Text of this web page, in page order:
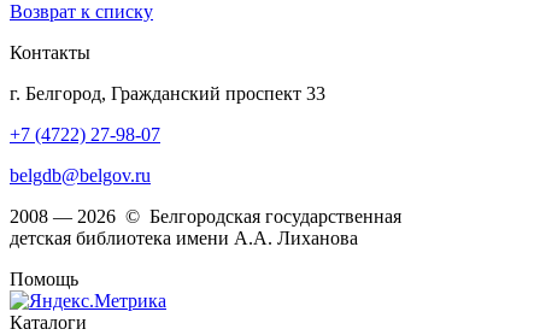
Возврат к списку
Контакты
г. Белгород, Гражданский проспект 33
+7 (4722) 27-98-07
belgdb@belgov.ru
2008 — 2026 © Белгородская государственная
детская библиотека имени А.А. Лиханова
Помощь
Каталоги